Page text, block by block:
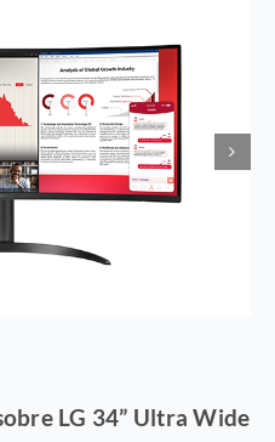
LG 34” Ultra Wide